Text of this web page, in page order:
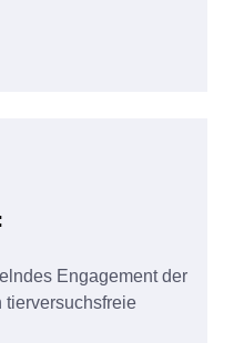
Engagement der
tierversuchsfreie